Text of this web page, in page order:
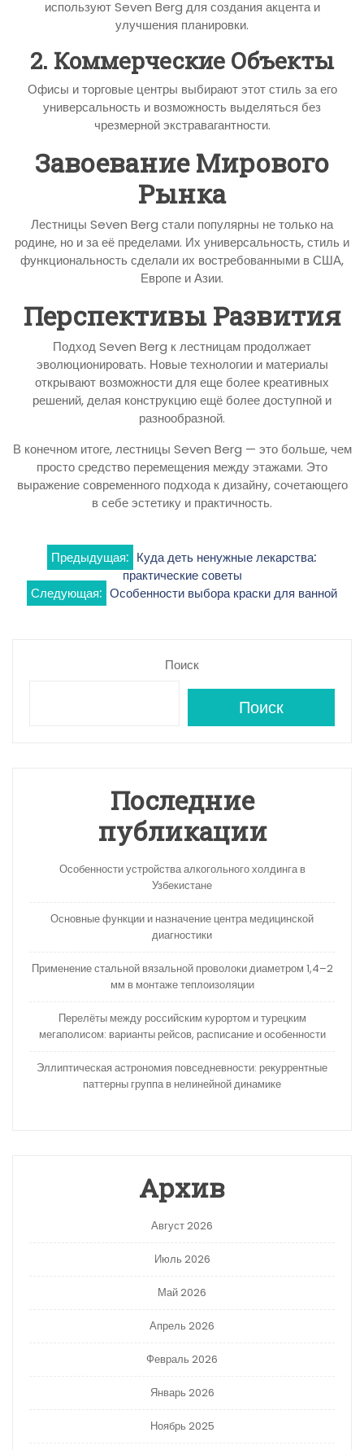
используют Seven Berg для создания акцента и
улучшения планировки.
2. Коммерческие Объекты
Офисы и торговые центры выбирают этот стиль за его
универсальность и возможность выделяться без
чрезмерной экстравагантности.
Завоевание Мирового
Рынка
Лестницы Seven Berg стали популярны не только на
родине, но и за её пределами. Их универсальность, стиль и
функциональность сделали их востребованными в США,
Европе и Азии.
Перспективы Развития
Подход Seven Berg к лестницам продолжает
эволюционировать. Новые технологии и материалы
открывают возможности для еще более креативных
решений, делая конструкцию ещё более доступной и
разнообразной.
В конечном итоге, лестницы Seven Berg — это больше, чем
просто средство перемещения между этажами. Это
выражение современного подхода к дизайну, сочетающего
в себе эстетику и практичность.
Навигация
по
Предыдущая: Куда деть ненужные лекарства:
практические советы
Следующая: Особенности выбора краски для ванной
Поиск
Поиск
Последние
публикации
Особенности устройства алкогольного холдинга в
Узбекистане
Основные функции и назначение центра медицинской
диагностики
Применение стальной вязальной проволоки диаметром 1,4–2
мм в монтаже теплоизоляции
Перелёты между российским курортом и турецким
мегаполисом: варианты рейсов, расписание и особенности
Эллиптическая астрономия повседневности: рекуррентные
паттерны группа в нелинейной динамике
Архив
Август 2026
Июль 2026
Май 2026
Апрель 2026
Февраль 2026
Январь 2026
Ноябрь 2025